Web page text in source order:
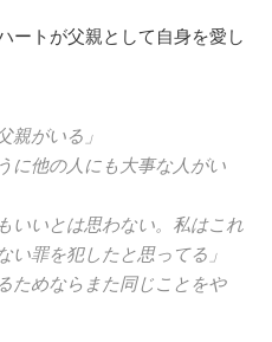
ートが父親として自身を愛し
親がいる」
に他の人にも大事な人がい
いいとは思わない。私はこれ
い罪を犯したと思ってる」
ためならまた同じことをや